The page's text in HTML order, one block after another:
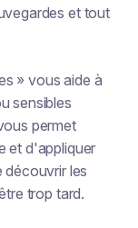
et tout
» vous aide à
sensibles
permet
et d'appliquer
découvrir les
trop tard.